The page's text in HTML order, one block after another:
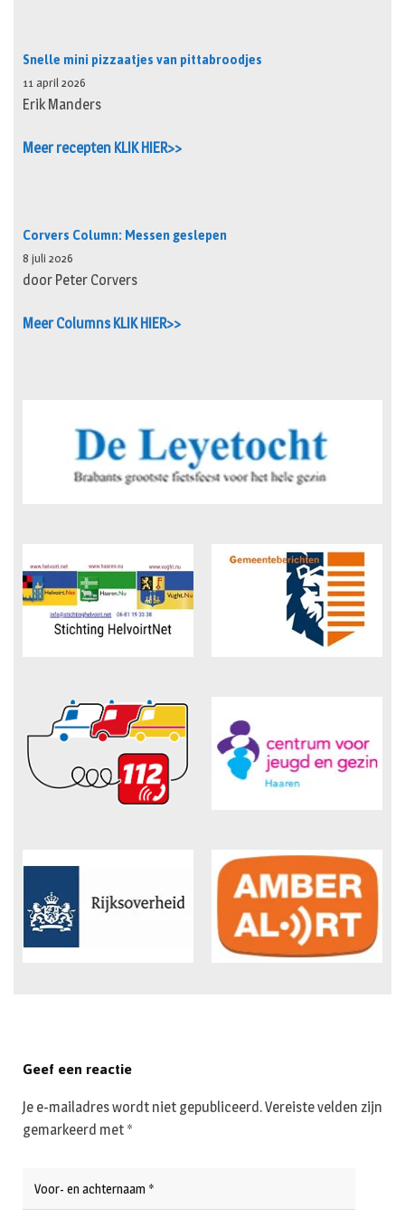
Snelle mini pizzaatjes van pittabroodjes
11 april 2026
Erik Manders
Meer recepten KLIK HIER>>
Corvers Column: Messen geslepen
8 juli 2026
door Peter Corvers
Meer Columns KLIK HIER>>
Geef een reactie
Je e-mailadres wordt niet gepubliceerd.Vereiste velden zijn
gemarkeerd met *